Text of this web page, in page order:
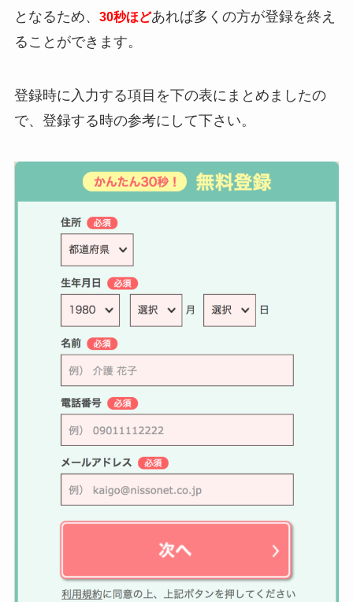
となるため、 30秒ほどあれば多くの方が登録を終え
ることができます。
登録時に入力する項目を下の表にまとめましたの
で、登録する時の参考にして下さい。